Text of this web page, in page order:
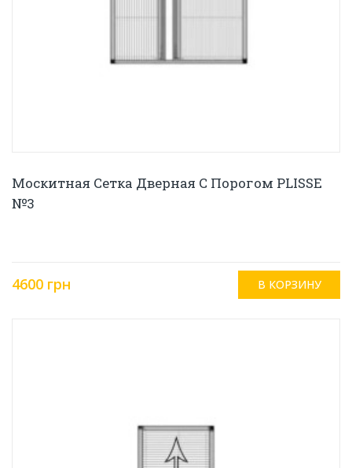
Москитная Сетка Дверная С Порогом PLISSE
№3
4600 грн